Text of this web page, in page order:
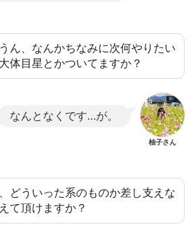
ん、なんかちなみに次何やりたい
体目星とかついてますか？
なんとなくです…が。
柚子さん
どういった系のものか差し支えな
て頂けますか？